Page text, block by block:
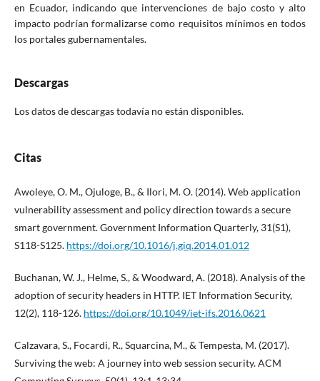
en Ecuador, indicando que intervenciones de bajo costo y alto
impacto podrían formalizarse como requisitos mínimos en todos
los portales gubernamentales.
Descargas
Los datos de descargas todavía no están disponibles.
Citas
Awoleye, O. M., Ojuloge, B., & Ilori, M. O. (2014). Web application
vulnerability assessment and policy direction towards a secure
smart government. Government Information Quarterly, 31(S1),
S118-S125. https://doi.org/10.1016/j.giq.2014.01.012
Buchanan, W. J., Helme, S., & Woodward, A. (2018). Analysis of the
adoption of security headers in HTTP. IET Information Security,
12(2), 118-126. https://doi.org/10.1049/iet-ifs.2016.0621
Calzavara, S., Focardi, R., Squarcina, M., & Tempesta, M. (2017).
Surviving the web: A journey into web session security. ACM